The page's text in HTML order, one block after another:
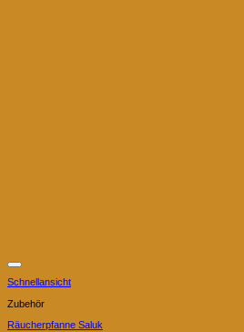
Schnellansicht
Zubehör
Räucherpfanne Saluk